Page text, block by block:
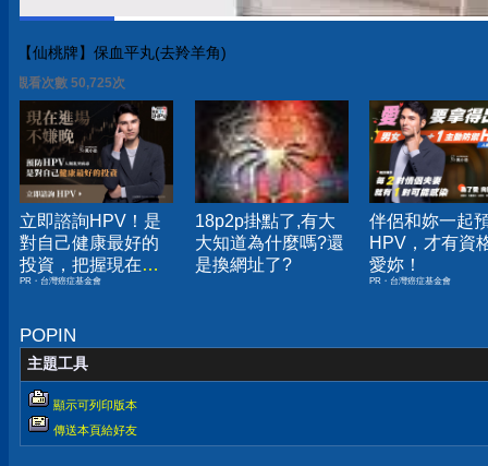
【仙桃牌】保血平丸(去羚羊角)
觀看次數 50,725次
立即諮詢HPV！是
對自己健康最好的
投資，把握現在不
嫌晚！
PR・台灣癌症基金會
18p2p掛點了,有大
大知道為什麼嗎?還
是換網址了?
伴侶和妳一起
HPV，才有資
愛妳！
PR・台灣癌症基金會
POPIN
主題工具
顯示可列印版本
傳送本頁給好友